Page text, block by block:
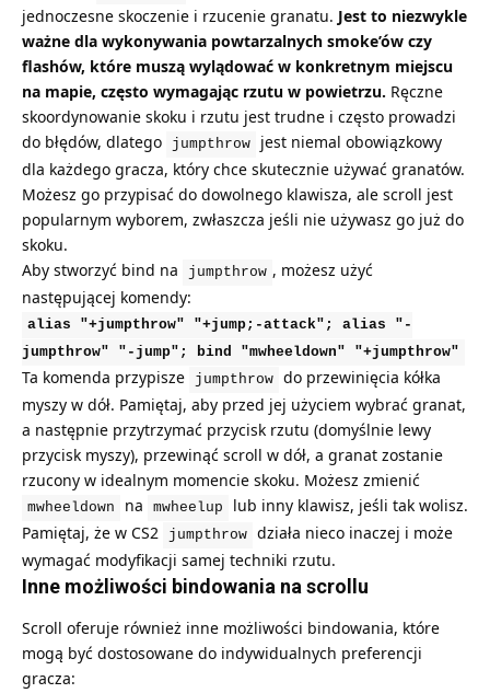
jednoczesne skoczenie i rzucenie granatu. Jest to niezwykle
ważne dla wykonywania powtarzalnych smoke’ów czy
flashów, które muszą wylądować w konkretnym miejscu
na mapie, często wymagając rzutu w powietrzu. Ręczne
skoordynowanie skoku i rzutu jest trudne i często prowadzi
do błędów, dlatego
jumpthrow
jest niemal obowiązkowy
dla każdego gracza, który chce skutecznie używać granatów.
Możesz go przypisać do dowolnego klawisza, ale scroll jest
popularnym wyborem, zwłaszcza jeśli nie używasz go już do
skoku.
Aby stworzyć bind na
jumpthrow , możesz użyć
następującej komendy:
alias "+jumpthrow" "+jump;-attack"; alias "-
jumpthrow" "-jump"; bind "mwheeldown" "+jumpthrow"
Ta komenda przypisze jumpthrow
do przewinięcia kółka
myszy w dół. Pamiętaj, aby przed jej użyciem wybrać granat,
a następnie przytrzymać przycisk rzutu (domyślnie lewy
przycisk myszy), przewinąć scroll w dół, a granat zostanie
rzucony w idealnym momencie skoku. Możesz zmienić
mwheeldown na mwheelup
lub inny klawisz, jeśli tak wolisz.
Pamiętaj, że w CS2
jumpthrow
działa nieco inaczej i może
wymagać modyfikacji samej techniki rzutu.
Inne możliwości bindowania na scrollu
Scroll oferuje również inne możliwości bindowania, które
mogą być dostosowane do indywidualnych preferencji
gracza: